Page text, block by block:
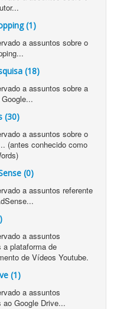
(1)
a assuntos sobre o
(18)
a assuntos sobre a
(30)
a assuntos sobre o
(antes conhecido como
(0)
a assuntos referente
a assuntos
a plataforma de
de Vídeos Youtube.
(1)
a assuntos
ao Google Drive...